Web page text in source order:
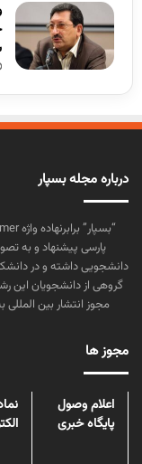
درباره مجله بسپار
پارسی پیشنهاد و به
دانشجویی داشته و در
مجوز انتشار بین المللی
مجوز ها
اعلام وصول
پایگاه خبری